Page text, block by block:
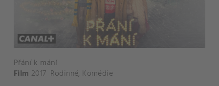
Přání k mání
Film 2017 Rodinné, Komédie